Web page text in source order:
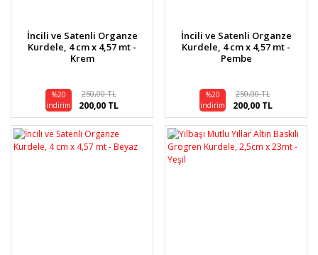
İncili ve Satenli Organze
Kurdele, 4 cm x 4,57 mt -
Krem
%20
indirim
250,00 TL
200,00 TL
İncili ve Satenli Organze
Kurdele, 4 cm x 4,57 mt -
Pembe
%20
indirim
250,00 TL
200,00 TL